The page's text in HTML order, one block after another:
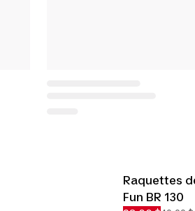
Raquettes
Fun BR 130